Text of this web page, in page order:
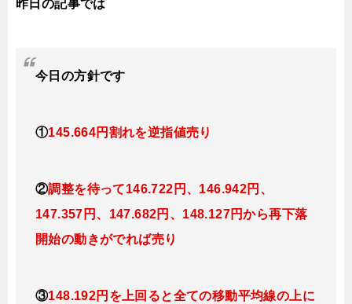
昨日の記事では
今日の方針です
①145.664円割れを逆指値売り
②調整を待って146.722円、146.942円、
147.357円、147.682円、148.127円から再下落
開始の動きがでれば売り
③148.192円を上回ると全ての移動平均線の上に